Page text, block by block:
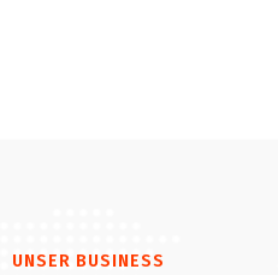
UNSER BUSINESS